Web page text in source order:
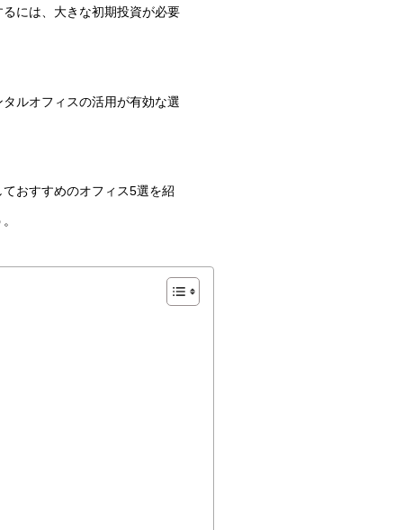
には、大きな初期投資が必要
ルオフィスの活用が有効な選
おすすめのオフィス5選を紹